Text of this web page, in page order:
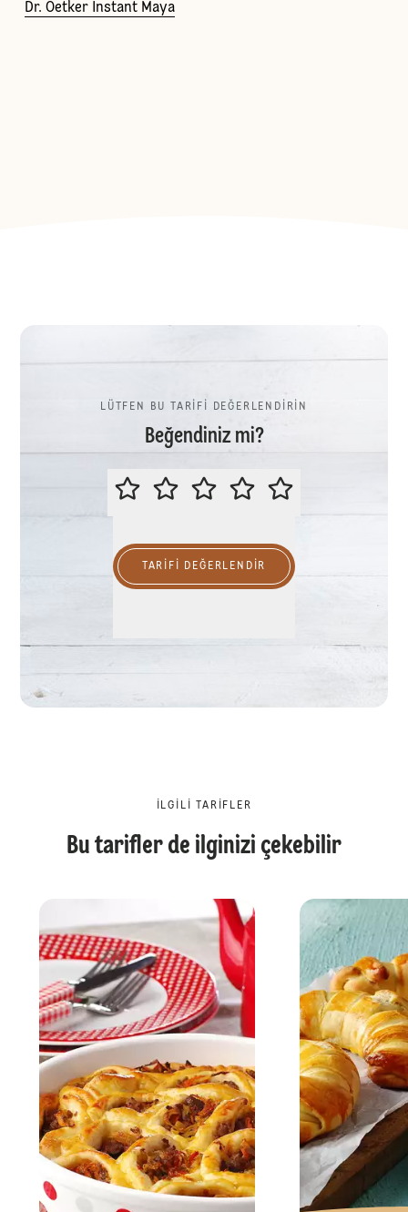
Dr. Oetker Instant Maya
LÜTFEN BU TARİFİ DEĞERLENDİRİN
Beğendiniz mi?
LÜTFEN BU TARİFİ
TARIFI DEĞERLENDİR
İLGILI TARIFLER
Bu tarifler de ilginizi çekebilir